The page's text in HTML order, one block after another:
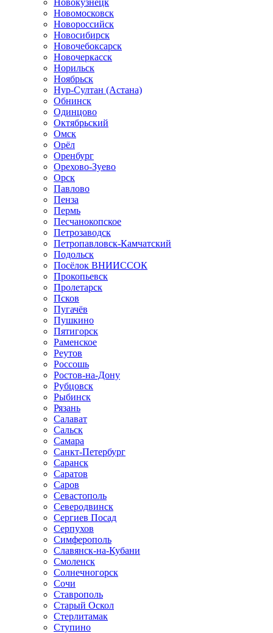
Новокузнецк
Новомосковск
Новороссийск
Новосибирск
Новочебоксарск
Новочеркасск
Норильск
Ноябрьск
Нур-Султан (Астана)
Обнинск
Одинцово
Октябрьский
Омск
Орёл
Оренбург
Орехово-Зуево
Орск
Павлово
Пенза
Пермь
Песчанокопское
Петрозаводск
Петропавловск-Камчатский
Подольск
Посёлок ВНИИССОК
Прокопьевск
Пролетарск
Псков
Пугачёв
Пушкино
Пятигорск
Раменское
Реутов
Россошь
Ростов-на-Дону
Рубцовск
Рыбинск
Рязань
Салават
Сальск
Самара
Санкт-Петербург
Саранск
Саратов
Саров
Севастополь
Северодвинск
Сергиев Посад
Серпухов
Симферополь
Славянск-на-Кубани
Смоленск
Солнечногорск
Сочи
Ставрополь
Старый Оскол
Стерлитамак
Ступино